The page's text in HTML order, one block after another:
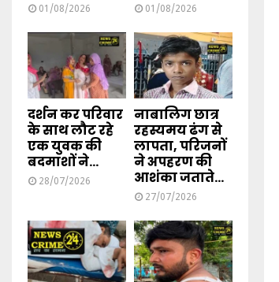
01/08/2026 01/08/2026
दर्शन कर परिवार
के साथ लौट रहे
एक युवक की
बदमाशों ने...
28/07/2026
नाबालिग छात्र
रहस्यमय ढंग से
लापता, परिजनों
ने अपहरण की
आशंका जताते...
27/07/2026